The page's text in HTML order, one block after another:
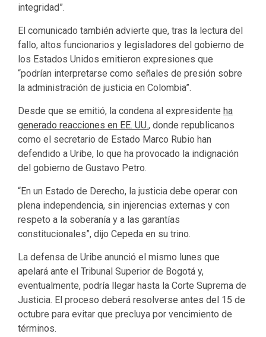
integridad”.
El comunicado también advierte que, tras la lectura del
fallo, altos funcionarios y legisladores del gobierno de
los Estados Unidos emitieron expresiones que
“podrían interpretarse como señales de presión sobre
la administración de justicia en Colombia”.
Desde que se emitió, la condena al expresidente ha
generado reacciones en EE. UU., donde republicanos
como el secretario de Estado Marco Rubio han
defendido a Uribe, lo que ha provocado la indignación
del gobierno de Gustavo Petro.
“En un Estado de Derecho, la justicia debe operar con
plena independencia, sin injerencias externas y con
respeto a la soberanía y a las garantías
constitucionales”, dijo Cepeda en su trino.
La defensa de Uribe anunció el mismo lunes que
apelará ante el Tribunal Superior de Bogotá y,
eventualmente, podría llegar hasta la Corte Suprema de
Justicia. El proceso deberá resolverse antes del 15 de
octubre para evitar que precluya por vencimiento de
términos.